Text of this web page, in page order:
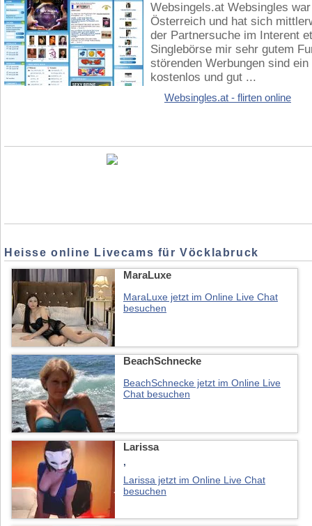
Websingels.at Websingles
Österreich und hat sich
der Partnersuche im Interent
Singlebörse mir sehr gutem
störenden Werbungen sind
kostenlos und gut ...
Websingles.at - flirten online
Heisse online Livecams für Vöcklabruck
MaraLuxe
MaraLuxe jetzt im Online Live Chat
besuchen
BeachSchnecke
BeachSchnecke jetzt im Online Live
Chat besuchen
Larissa
,
Larissa jetzt im Online Live Chat
besuchen